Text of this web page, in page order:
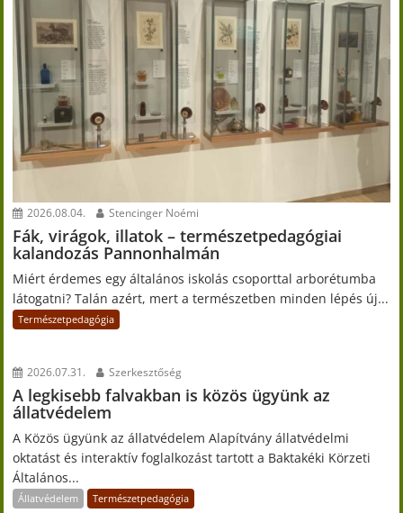
2026.08.04. Stencinger Noémi
Fák, virágok, illatok – természetpedagógiai
kalandozás Pannonhalmán
Miért érdemes egy általános iskolás csoporttal arborétumba
látogatni? Talán azért, mert a természetben minden lépés új...
Természetpedagógia
2026.07.31. Szerkesztőség
A legkisebb falvakban is közös ügyünk az
állatvédelem
A Közös ügyünk az állatvédelem Alapítvány állatvédelmi
oktatást és interaktív foglalkozást tartott a Baktakéki Körzeti
Általános...
Állatvédelem Természetpedagógia